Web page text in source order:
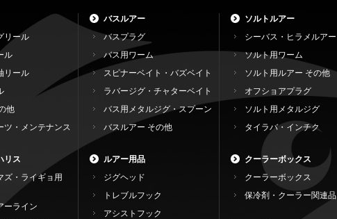
リール
ル
リール
他
ツ・メンテナンス
リス
ズ・ライギョ用
ーライン
バスルアー
バスプラグ
バス用ワーム
スピナーベイト・バズベイト
ラバージグ・チャターベイト
バス用メタルジグ・スプーン
バスルアー その他
ルアー用品
ジグヘッド
トレブルフック
アシストフック
ソルトルアー
シーバス・ヒラメルアー
ソルト用ワーム
ソルト用ルアー その他
オフショアプラグ
ソルト用メタルジグ
タイラバ・インチク
クーラーボックス
クーラーボックス
保冷剤・クーラー関連品